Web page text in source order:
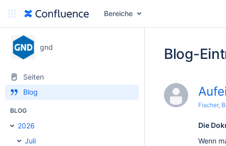
Bereiche
gnd
Seiten
Blog
BLOG
2026
Juli
Blog-
Fischer,
Die
Wenn